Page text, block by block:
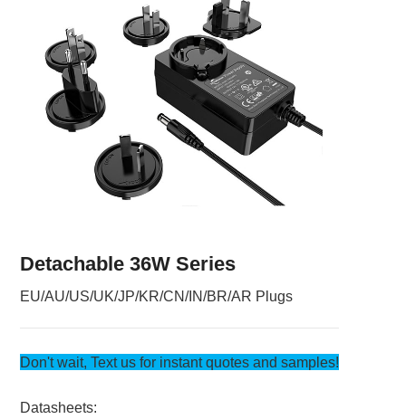
Detachable 36W Series
EU/AU/US/UK/JP/KR/CN/IN/BR/AR Plugs
Don't wait, Text us for instant quotes and samples!
Datasheets: